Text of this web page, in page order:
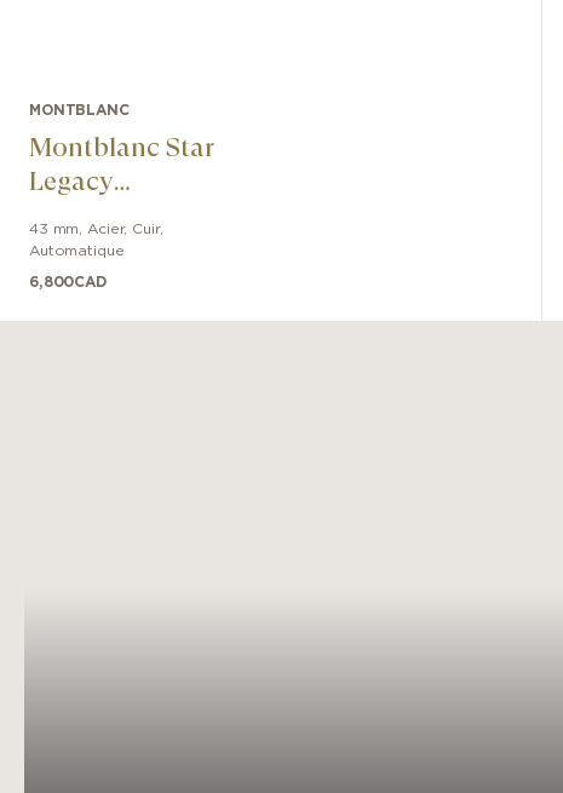
MONTBLANC
Montblanc Star
Legacy
Day & Date
43 mm Acier, Cuir,
Automatique
6,800CAD